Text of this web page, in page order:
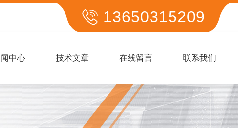
13650315209
中心 技术文章 在线留言 联系我们